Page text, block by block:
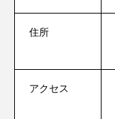
住所
アクセス